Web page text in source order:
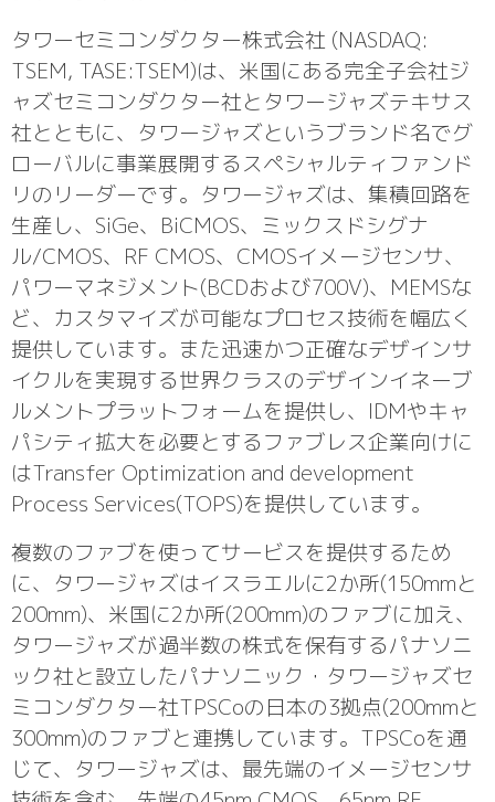
タワーセミコンダクター株式会社 (NASDAQ:
TSEM, TASE:TSEM)は、米国にある完全子会社ジ
ャズセミコンダクター社とタワージャズテキサス
社とともに、タワージャズというブランド名でグ
ローバルに事業展開するスペシャルティファンド
リのリーダーです。タワージャズは、集積回路を
生産し、SiGe、BiCMOS、ミックスドシグナ
ル/CMOS、RF CMOS、CMOSイメージセンサ、
パワーマネジメント(BCDおよび700V)、MEMSな
ど、カスタマイズが可能なプロセス技術を幅広く
提供しています。また迅速かつ正確なデザインサ
イクルを実現する世界クラスのデザインイネーブ
ルメントプラットフォームを提供し、IDMやキャ
パシティ拡大を必要とするファブレス企業向けに
はTransfer Optimization and development
Process Services(TOPS)を提供しています。
複数のファブを使ってサービスを提供するため
に、タワージャズはイスラエルに2か所(150mmと
200mm)、米国に2か所(200mm)のファブに加え、
タワージャズが過半数の株式を保有するパナソニ
ック社と設立したパナソニック・タワージャズセ
ミコンダクター社TPSCoの日本の3拠点(200mmと
300mm)のファブと連携しています。TPSCoを通
じて、タワージャズは、最先端のイメージセンサ